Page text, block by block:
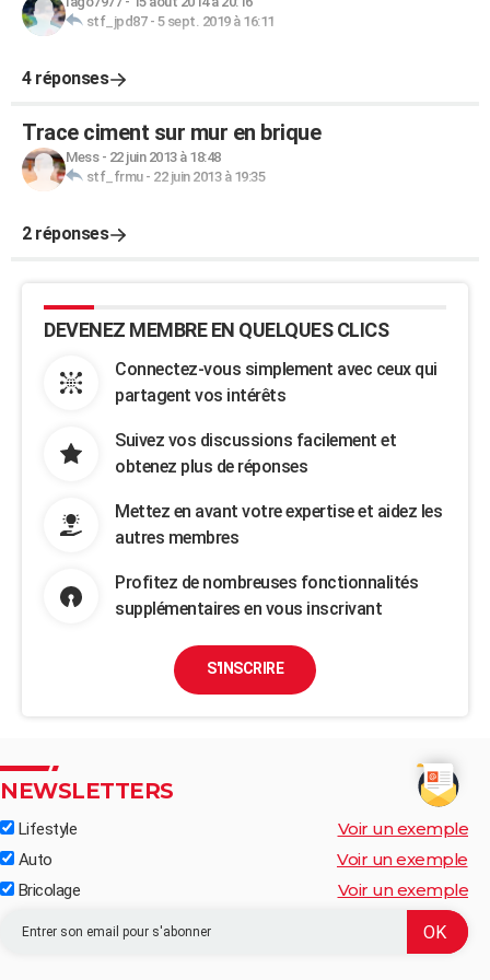
stf_jpd87- 5 sept. 2019 à 16:11
4 réponses
Trace ciment sur mur en brique
Mess- 22 juin 2013 à 18:48
stf_frmu- 22 juin 2013 à 19:35
2 réponses
DEVENEZ MEMBRE EN QUELQUES CLICS
Connectez-vous simplement avec ceux qui
partagent vos intérêts
Suivez vos discussions facilement et
obtenez plus de réponses
Mettez en avant votre expertise et aidez les
autres membres
Profitez de nombreuses fonctionnalités
supplémentaires en vous inscrivant
S'INSCRIRE
NEWSLETTERS
Lifestyle Voir un exemple
Auto Voir un exemple
Bricolage Voir un exemple